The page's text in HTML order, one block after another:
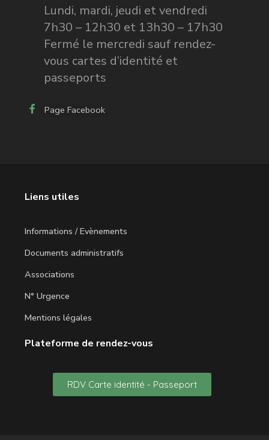
Lundi, mardi, jeudi et vendredi
7h30 – 12h30 et 13h30 – 17h30
Fermé le mercredi sauf rendez-
vous cartes d’identité et
passeports
Page Facebook
Liens utiles
Informations / Evènements
Documents administratifs
Associations
N° Urgence
Mentions légales
Plateforme de rendez-vous
RDV Carte identité - Passeport